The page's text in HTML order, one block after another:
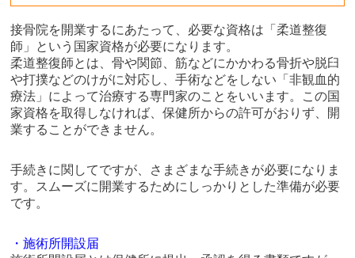
接骨院を開業するにあたって、必要な資格は「柔道整復
師」という国家資格が必要になります。
柔道整復師とは、骨や関節、筋などにかかわる骨折や脱臼
や打撲などのけがに対応し、手術などをしない「非観血的
療法」によって治療する専門家のことをいいます。この国
家資格を取得しなければ、保健所からの許可がおりず、開
業することができません。
手続きに関してですが、さまざまな手続きが必要になりま
す。スムーズに開業するためにしっかりとした準備が必要
です。
・施術所開設届